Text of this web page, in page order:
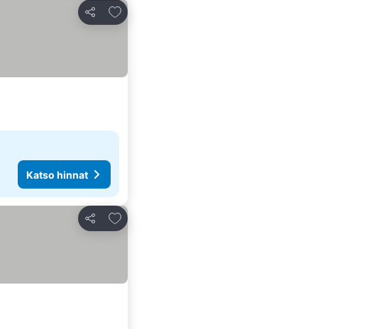
Jaa
Lisää suosikkeihin
Katso hinnat
Jaa
Lisää suosikkeihin